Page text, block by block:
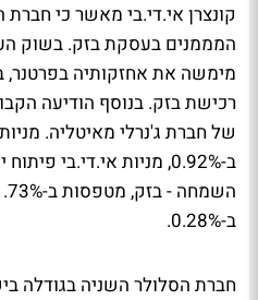
קונצרן אי.די.בי מאשר כי חברת
המממנים בעסקת בזק. בשוק
מימשה את אחזקותיה בפרטנר,
רכישת בזק. בנוסף הודיעה
של חברת ג'נרלי מאיטליה.
ב-0.28%.
חברת הסלולר השניה בגודלה